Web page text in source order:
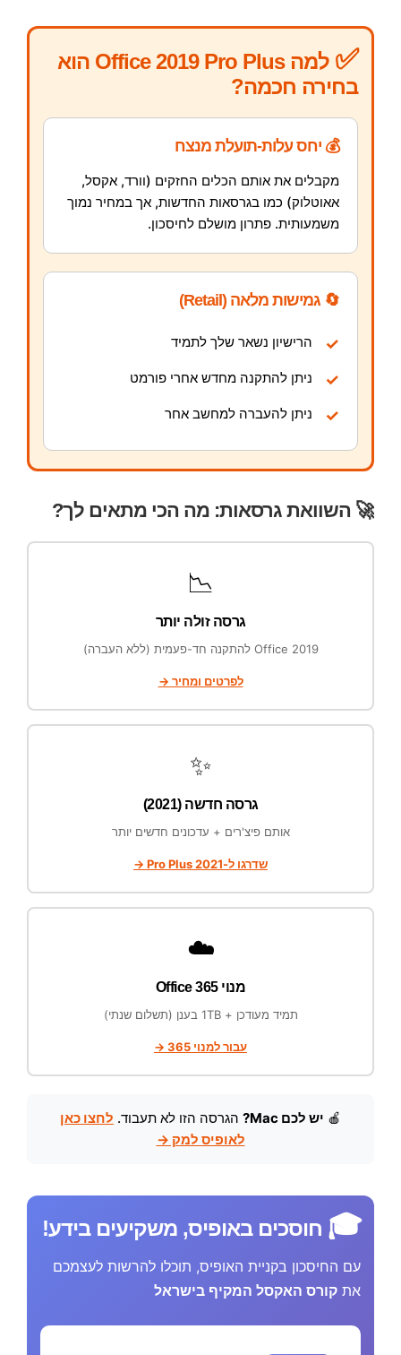
✅
למה Office 2019 Pro Plus הוא
בחירה חכמה?
💰 יחס עלות-תועלת מנצח
מקבלים את אותם הכלים החזקים (וורד, אקסל,
אאוטלוק) כמו בגרסאות החדשות, אך במחיר נמוך
משמעותית. פתרון מושלם לחיסכון.
🔄 גמישות מלאה (Retail)
✓ הרישיון נשאר שלך לתמיד
✓ ניתן להתקנה מחדש אחרי פורמט
✓ ניתן להעברה למחשב אחר
🚀 השוואת גרסאות: מה הכי מתאים לך?
📉
גרסה זולה יותר
Office 2019 להתקנה חד-פעמית (ללא העברה)
לפרטים ומחיר →
✨
גרסה חדשה (2021)
אותם פיצ'רים + עדכונים חדשים יותר
שדרגו ל-2021 Pro Plus →
☁️
מנוי Office 365
תמיד מעודכן + 1TB בענן (תשלום שנתי)
עבור למנוי 365 →
🍎 יש לכם Mac? הגרסה הזו לא תעבוד. לחצו כאן
לאופיס למק →
🎓 חוסכים באופיס, משקיעים בידע!
עם החיסכון בקניית האופיס, תוכלו להרשות לעצמכם
את קורס האקסל המקיף בישראל